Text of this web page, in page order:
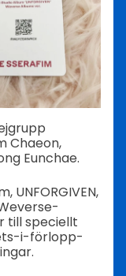
Chaeon,
Eunchae.
UNFORGIVEN,
till speciellt
i-förlopp-